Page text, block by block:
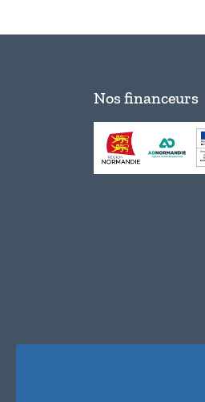
Nos financeurs